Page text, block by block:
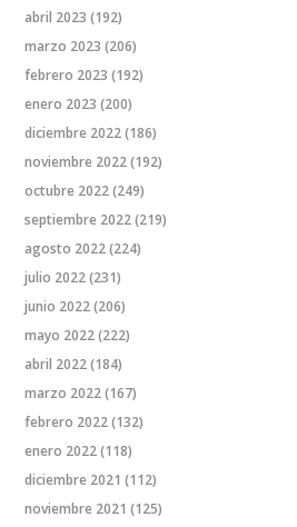
abril 2023 (192)
marzo 2023 (206)
febrero 2023 (192)
enero 2023 (200)
diciembre 2022(186)
noviembre 2022(192)
octubre 2022(249)
septiembre 2022(219)
agosto 2022(224)
julio 2022(231)
junio 2022(206)
mayo 2022(222)
abril 2022(184)
marzo 2022(167)
febrero 2022(132)
enero 2022(118)
diciembre 2021 (112)
noviembre 2021 (125)